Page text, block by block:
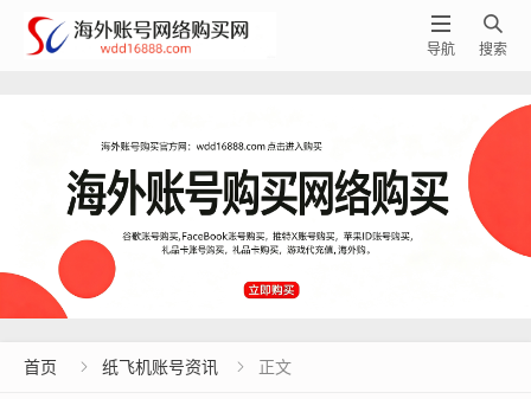

搜索

导航
首页  纸飞机账号资讯  正文